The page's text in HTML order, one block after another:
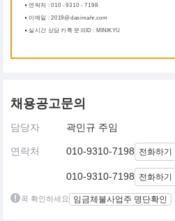
연락처 : 010 - 9310 - 7198
이메일 : 2019@dasimahr.com
실시간 상담 카톡 문의ID : MINIKYU
채용공고문의
담당자 곽민규 주임
연락처 010-9310-7198 전화하기
010-9310-7198 전화하기
꼭 확인하세요 임금체불사업주 명단확인